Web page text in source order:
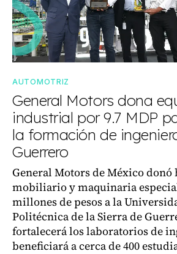
AUTOMOTRIZ
General Motors dona
industrial por 9.7 MDP
la formación de
Guerrero
General Motors de México
mobiliario y maquinaria
millones de pesos a la
Politécnica de la Sierra de
fortalecerá los laboratorios de
beneficiará a cerca de 400